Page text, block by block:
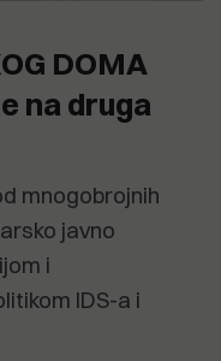
DOMA
na druga
mnogobrojnih
javno
i
IDS-a i